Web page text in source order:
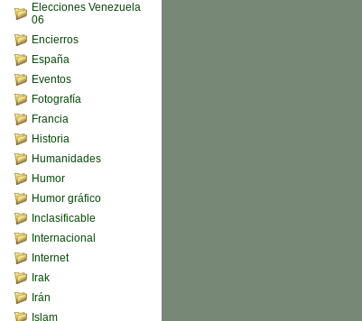
Elecciones Venezuela
06
Encierros
España
Eventos
Fotografía
Francia
Historia
Humanidades
Humor
Humor gráfico
Inclasificable
Internacional
Internet
Irak
Irán
Islam